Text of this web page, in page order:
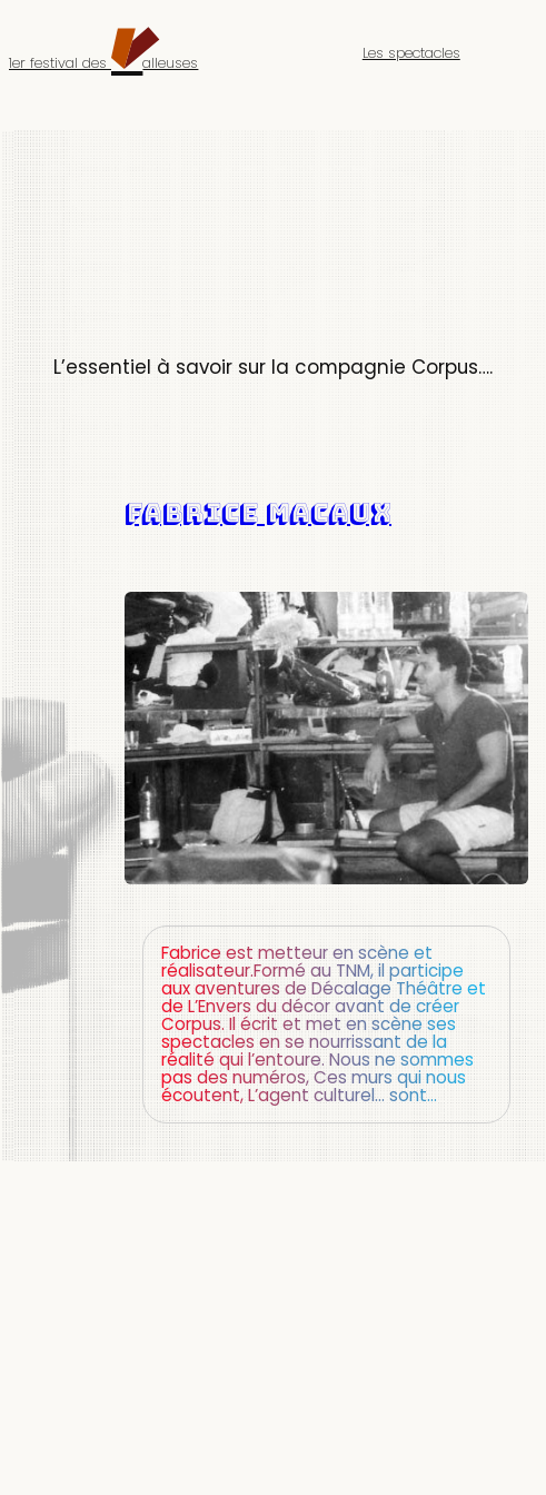
contenu
1er festival des Valleuses
Les spectacles
L’essentiel à savoir sur la compagnie Corpus….
Fabrice Macaux
Fabrice est metteur en scène et
réalisateur.Formé au TNM, il participe
aux aventures de Décalage Théâtre et
de L’Envers du décor avant de créer
Corpus. Il écrit et met en scène ses
spectacles en se nourrissant de la
réalité qui l’entoure. Nous ne sommes
pas des numéros, Ces murs qui nous
écoutent, L’agent culturel… sont…